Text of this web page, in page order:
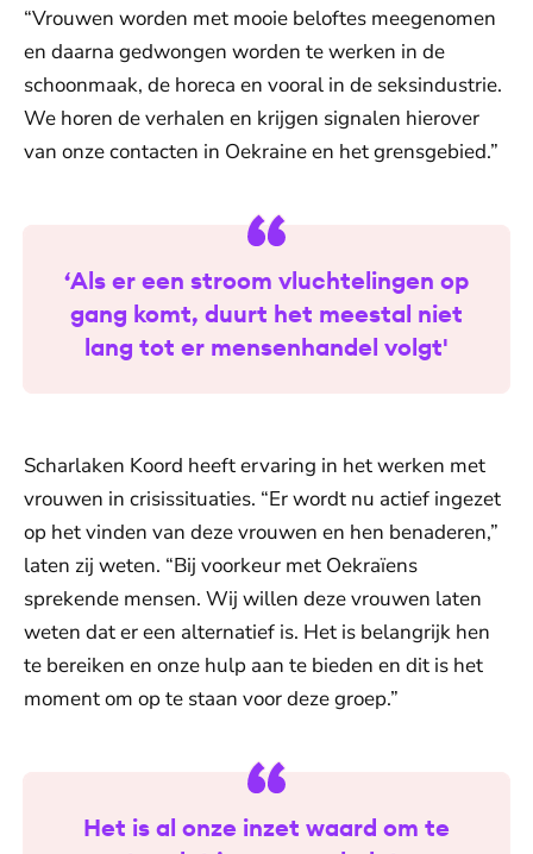
“Vrouwen worden met mooie beloftes meegenomen
en daarna gedwongen worden te werken in de
schoonmaak, de horeca en vooral in de seksindustrie.
We horen de verhalen en krijgen signalen hierover
van onze contacten in Oekraine en het grensgebied.”
‘Als er een stroom vluchtelingen op
gang komt, duurt het meestal niet
lang tot er mensenhandel volgt'
Scharlaken Koord heeft ervaring in het werken met
vrouwen in crisissituaties. “Er wordt nu actief ingezet
op het vinden van deze vrouwen en hen benaderen,”
laten zij weten. “Bij voorkeur met Oekraïens
sprekende mensen. Wij willen deze vrouwen laten
weten dat er een alternatief is. Het is belangrijk hen
te bereiken en onze hulp aan te bieden en dit is het
moment om op te staan voor deze groep.”
Het is al onze inzet waard om te